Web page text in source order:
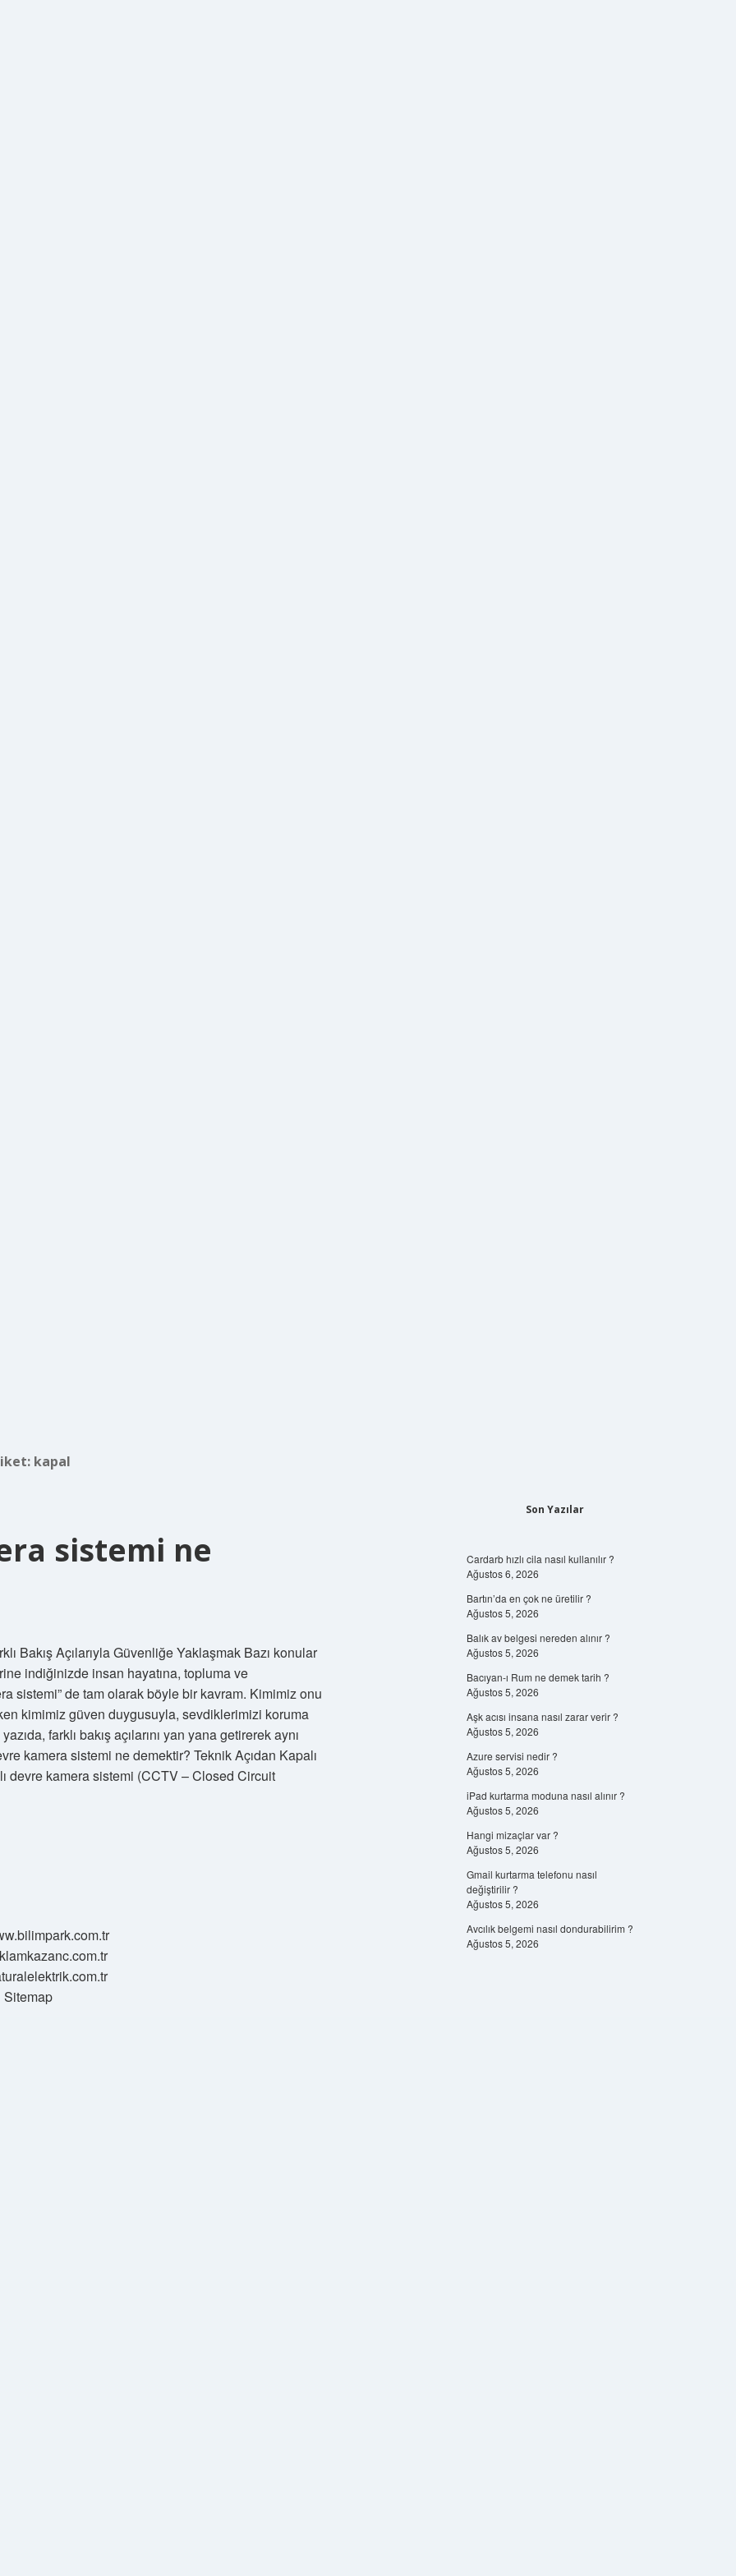
kapal
sistemi ne
Bakış Açılarıyla Güvenliğe Yaklaşmak Bazı konular
indiğinizde insan hayatına, topluma ve
sistemi” de tam olarak böyle bir kavram. Kimimiz onu
kimimiz güven duygusuyla, sevdiklerimizi koruma
farklı bakış açılarını yan yana getirerek aynı
kamera sistemi ne demektir? Teknik Açıdan Kapalı
devre kamera sistemi (CCTV – Closed Circuit
Sitemap
Son Yazılar
Cardarb hızlı cila nasıl kullanılır ?
Ağustos 6, 2026
Bartın’da en çok ne üretilir ?
Ağustos 5, 2026
Balık av belgesi nereden alınır ?
Ağustos 5, 2026
Bacıyan-ı Rum ne demek tarih ?
Ağustos 5, 2026
Aşk acısı insana nasıl zarar verir ?
Ağustos 5, 2026
Azure servisi nedir ?
Ağustos 5, 2026
iPad kurtarma moduna nasıl alınır ?
Ağustos 5, 2026
Hangi mizaçlar var ?
Ağustos 5, 2026
Gmail kurtarma telefonu nasıl
değiştirilir ?
Ağustos 5, 2026
Avcılık belgemi nasıl dondurabilirim ?
Ağustos 5, 2026